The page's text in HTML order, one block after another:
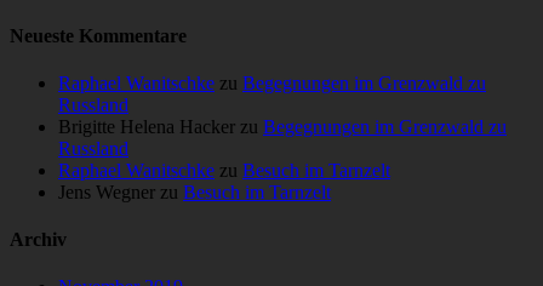
Neueste Kommentare
Raphael Wanitschke zu Begegnungen im Grenzwald zu
Russland
Brigitte Helena Hacker zu Begegnungen im Grenzwald zu
Russland
Raphael Wanitschke zu Besuch im Tarnzelt
Jens Wegner zu Besuch im Tarnzelt
Archiv